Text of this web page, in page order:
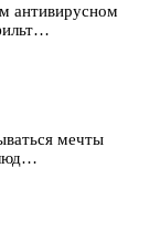
антивирусном
мечты